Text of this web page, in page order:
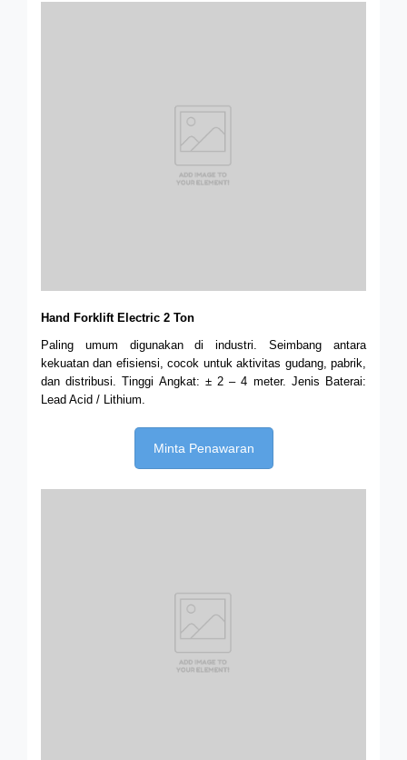
Hand Forklift Electric 2 Ton
Paling umum digunakan di industri. Seimbang antara
kekuatan dan efisiensi, cocok untuk aktivitas gudang, pabrik,
dan distribusi. Tinggi Angkat: ± 2 – 4 meter. Jenis Baterai:
Lead Acid / Lithium.
Minta Penawaran